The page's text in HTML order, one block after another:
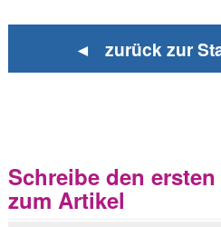
◄ zurück zur
Schreibe den
zum Artikel